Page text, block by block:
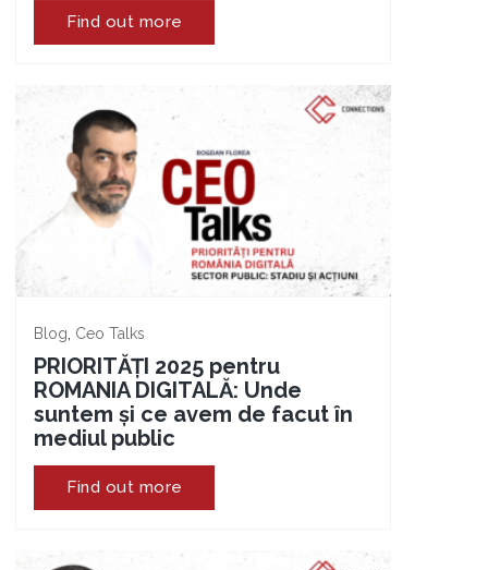
Find out more
Blog, Ceo Talks
PRIORITĂȚI 2025 pentru
ROMANIA DIGITALĂ: Unde
suntem și ce avem de facut în
mediul public
Find out more